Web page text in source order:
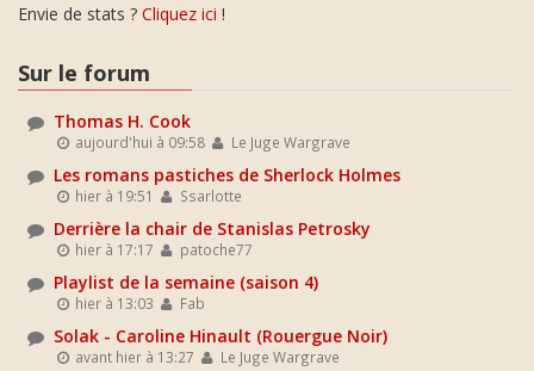
Envie de stats ? Cliquez ici !
Sur le forum
Thomas H. Cook
aujourd'hui à 09:58 Le Juge Wargrave
Les romans pastiches de Sherlock Holmes
hier à 19:51 Ssarlotte
Derrière la chair de Stanislas Petrosky
hier à 17:17 patoche77
Playlist de la semaine (saison 4)
hier à 13:03 Fab
Solak - Caroline Hinault (Rouergue Noir)
avant hier à 13:27 Le Juge Wargrave